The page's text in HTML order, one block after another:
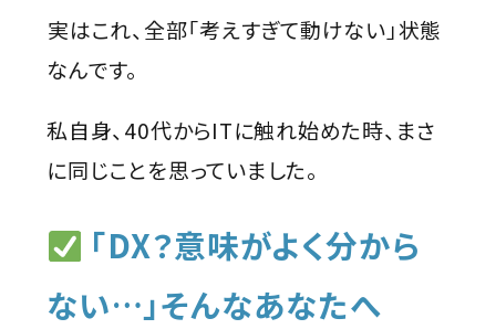
――実はこれ、全部「考えすぎて動けない」状態
なんです。
私自身、40代からITに触れ始めた時、まさ
に同じことを思っていました。
「DX？意味がよく分から
ない…」そんなあなたへ